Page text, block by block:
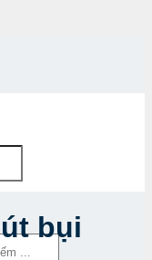
bụi